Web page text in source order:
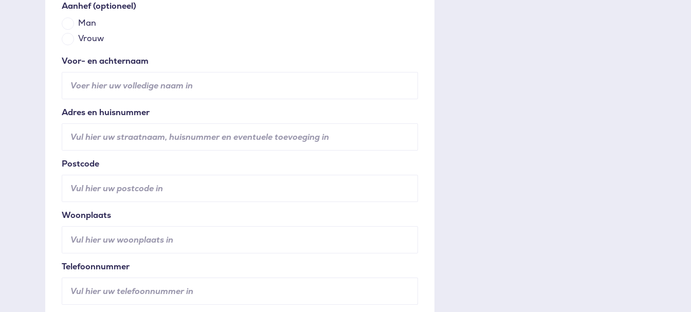
Aanhef(optioneel)
Man
Vrouw
Voor- en achternaam
Adres en huisnummer
Postcode
Woonplaats
Telefoonnummer